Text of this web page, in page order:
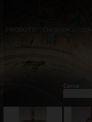
PRODOTTI CHI SIAMO
Cerca: